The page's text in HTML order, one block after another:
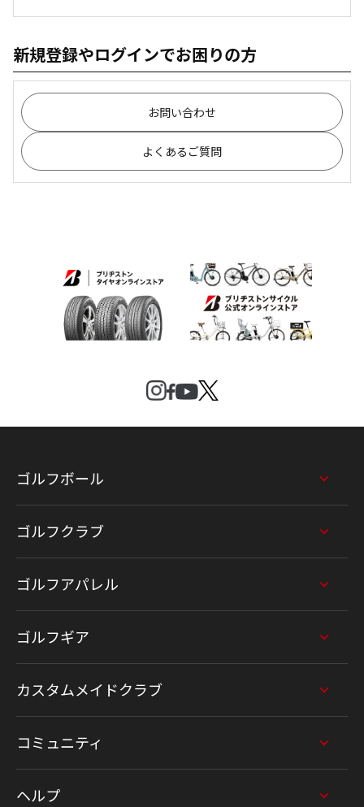
新規登録やログインでお困りの方
お問い合わせ
よくあるご質問
ゴルフボール
ゴルフクラブ
ゴルフアパレル
ゴルフギア
カスタムメイドクラブ
コミュニティ
ヘルプ